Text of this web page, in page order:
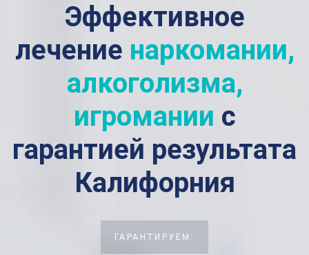
Эффективное
лечение наркомании,
алкоголизма,
игромании с
гарантией результата
Калифорния
ГАРАНТИРУЕМ: